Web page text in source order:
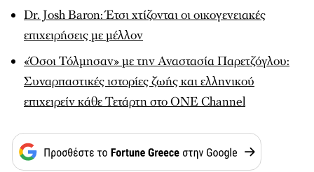
Dr. Josh Baron: Έτσι χτίζονται οι οικογενειακές
επιχειρήσεις με μέλλον
«Όσοι Τόλμησαν» με την Αναστασία Παρετζόγλου:
Συναρπαστικές ιστορίες ζωής και ελληνικού
επιχειρείν κάθε Τετάρτη στο ONE Channel